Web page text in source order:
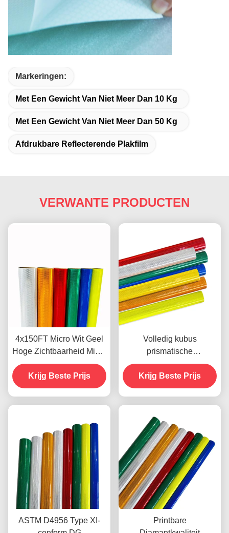
Markeringen:
Met Een Gewicht Van Niet Meer Dan 10 Kg
Met Een Gewicht Van Niet Meer Dan 50 Kg
Afdrukbare Reflecterende Plakfilm
VERWANTE PRODUCTEN
4x150FT Micro Wit Geel
Hoge Zichtbaarheid Micro
Diamantkwaliteit
Reflecterende Folie Vinyl
voor Verkeersborden
Krijg Beste Prijs
Volledig kubus
prismatische
diamantkwaliteit
reflecterende folie met 10
jaar prestatieleven voor
Krijg Beste Prijs
ASTM D4956 Type XI-
Printbare